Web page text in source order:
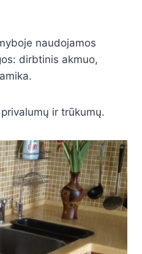
naudojamos
dirbtinis akmuo,
ir trūkumų.